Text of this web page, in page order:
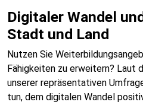
Digitaler Wandel
Stadt und Land
Nutzen Sie
Fähigkeiten zu erweitern? Laut
unserer repräsentativen
tun, dem digitalen Wandel